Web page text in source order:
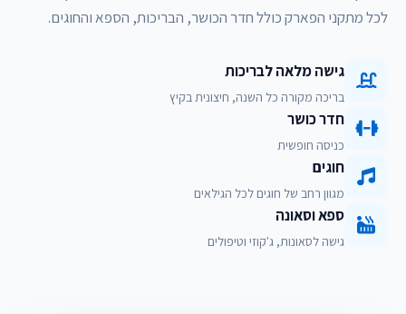
לכל מתקני הפארק כולל חדר הכושר, הבריכות, הספא והחוגים.
גישה מלאה לבריכות
בריכה מקורה כל השנה, חיצונית בקיץ
חדר כושר
כניסה חופשית
חוגים
מגוון רחב של חוגים לכל הגילאים
ספא וסאונה
גישה לסאונות, ג'קוזי וטיפולים